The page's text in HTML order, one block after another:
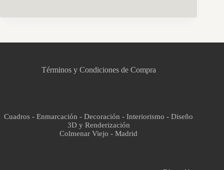
Términos y Condiciones de Compra
Cuadros - Enmarcación - Decoración - Interiorismo - Diseño
3D y Renderización
Colmenar Viejo - Madrid
Asistente virtual · En línea